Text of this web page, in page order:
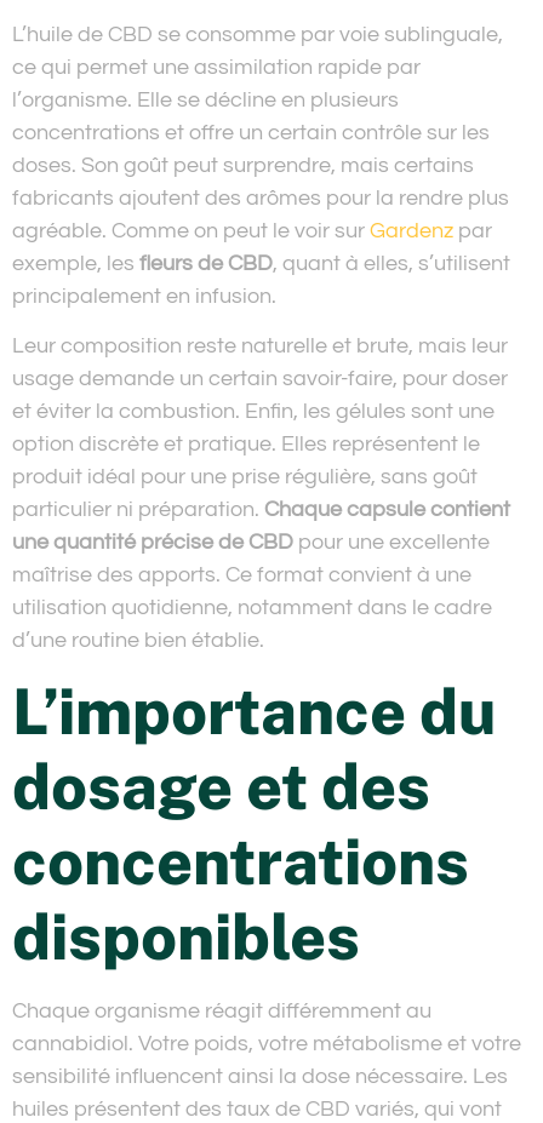
L’huile de CBD se consomme par voie sublinguale,
ce qui permet une assimilation rapide par
l’organisme. Elle se décline en plusieurs
concentrations et offre un certain contrôle sur les
doses. Son goût peut surprendre, mais certains
fabricants ajoutent des arômes pour la rendre plus
agréable. Comme on peut le voir sur Gardenz par
exemple, les fleurs de CBD, quant à elles, s’utilisent
principalement en infusion.
Leur composition reste naturelle et brute, mais leur
usage demande un certain savoir-faire, pour doser
et éviter la combustion. Enfin, les gélules sont une
option discrète et pratique. Elles représentent le
produit idéal pour une prise régulière, sans goût
particulier ni préparation. Chaque capsule contient
une quantité précise de CBD pour une excellente
maîtrise des apports. Ce format convient à une
utilisation quotidienne, notamment dans le cadre
d’une routine bien établie.
L’importance du
dosage et des
concentrations
disponibles
Chaque organisme réagit différemment au
cannabidiol. Votre poids, votre métabolisme et votre
sensibilité influencent ainsi la dose nécessaire. Les
huiles présentent des taux de CBD variés, qui vont